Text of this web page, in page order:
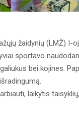
žaidynių (LMŽ) I-
sportavo
bei kojines.
laikytis